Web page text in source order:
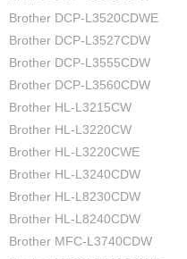
2300 Pagina's
Merk
Verzendmethode
Pakketpost
Garantie
2 Jaar
Recyclebaar
❌
Brother DCP-L3520CDWE
Brother DCP-L3527CDW
Brother DCP-L3555CDW
Brother DCP-L3560CDW
Brother HL-L3215CW
Brother HL-L3220CW
Brother HL-L3220CWE
Brother HL-L3240CDW
Brother HL-L8230CDW
Brother HL-L8240CDW
Brother MFC-L3740CDW